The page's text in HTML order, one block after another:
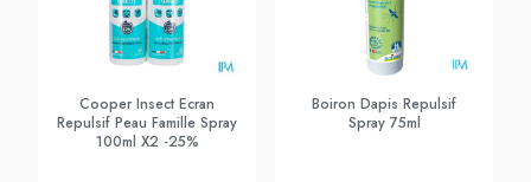
Cooper Insect Ecran
Repulsif Peau Famille Spray
100ml X2 -25%
Boiron Dapis Repulsif
Spray 75ml